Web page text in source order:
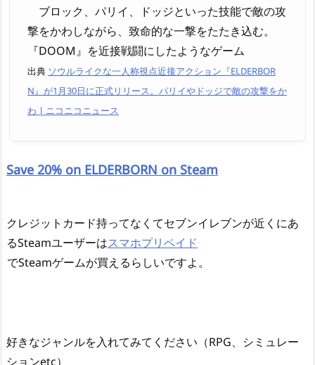
ブロック、パリイ、ドッジといった技能で敵の攻
撃をかわしながら、致命的な一撃をたたき込む。
『DOOM』を近接戦闘にしたようなゲーム
出典 ソウルライクな一人称視点近接アクション『ELDERBOR
N』が1月30日に正式リリース。パリイやドッジで敵の攻撃をか
わ | ニコニコニュース
Save 20% on ELDERBORN on Steam
クレジットカード持ってなくてセブンイレブンが近くにあ
るSteamユーザーはスマホプリペイド
でSteamゲームが買えるらしいですよ。
好きなジャンルを入れてみてください（RPG、シミュレー
ションetc）